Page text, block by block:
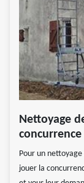
Nettoyage
concurrence
Pour un
jouer la